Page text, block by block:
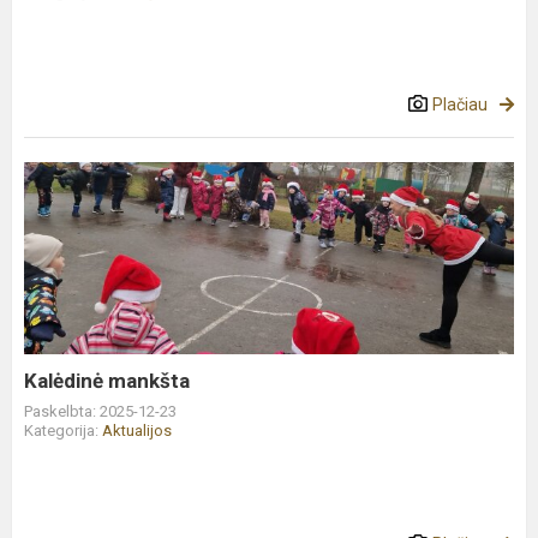
Plačiau
Kalėdinė
mankšta
Kalėdinė mankšta
Paskelbta: 2025-12-23
Kategorija: Aktualijos